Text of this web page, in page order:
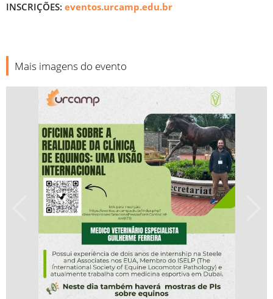
INSCRIÇÕES: eventos.urcamp.edu.br
Mais imagens do evento